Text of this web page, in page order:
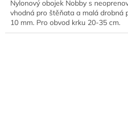
Nylonový obojek Nobby s
vhodná pro štěňata a malá drobná
10 mm. Pro obvod krku 20-35 cm.